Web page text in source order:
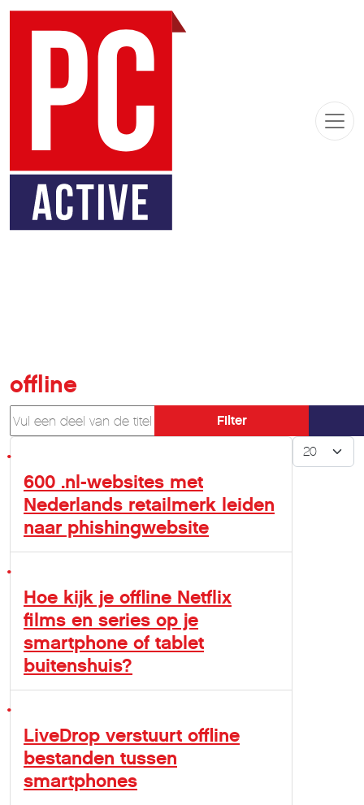
offline
Vul een deel van de titel in
Filter
Toon #
600 .nl-websites met
Nederlands retailmerk leiden
naar phishingwebsite
Hoe kijk je offline Netflix
films en series op je
smartphone of tablet
buitenshuis?
LiveDrop verstuurt offline
bestanden tussen
smartphones